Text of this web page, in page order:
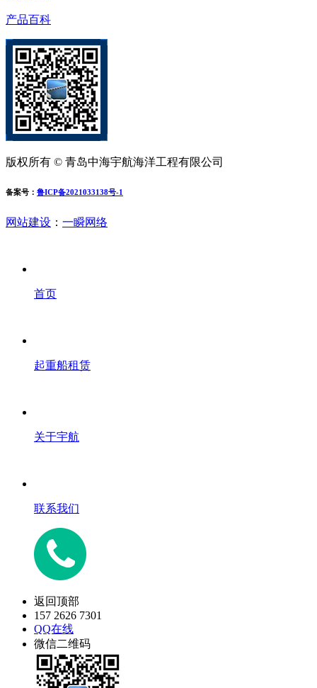
产品百科
版权所有 © 青岛中海宇航海洋工程有限公司
备案号： 鲁ICP备2021033138号-1
网站建设 ： 一瞬网络
首页
起重船租赁
关于宇航
联系我们
返回顶部
157 2626 7301
QQ在线
微信二维码